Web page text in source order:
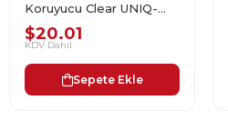
Koruyucu Clear UNIQ-
49MM-GARCLR
$20.01
KDV Dahil
Sepete Ekle